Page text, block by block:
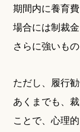
期間内に養育
場合には制裁
さらに強いもの
ただし、履行
あくまでも、
ことで、心理